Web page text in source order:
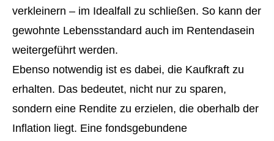
verkleinern – im Idealfall zu schließen. So kann der
gewohnte Lebensstandard auch im Rentendasein
weitergeführt werden.
Ebenso notwendig ist es dabei, die Kaufkraft zu
erhalten. Das bedeutet, nicht nur zu sparen,
sondern eine Rendite zu erzielen, die oberhalb der
Inflation liegt. Eine fondsgebundene